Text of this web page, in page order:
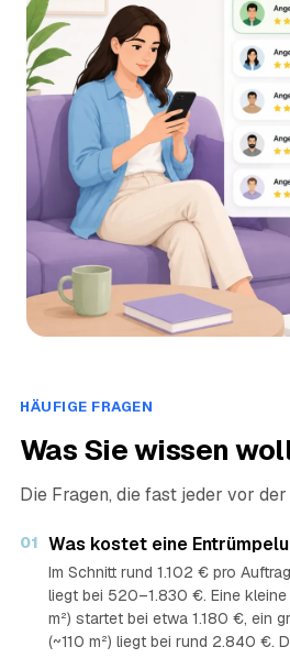
HÄUFIGE FRAGEN
Was Sie wissen
Die Fragen, die fast jeder vor
01 Was kostet eine
Im Schnitt rund 1.102 € pro
liegt bei 520–1.830 €. Eine
m²) startet bei etwa 1.180 €, ein
(~110 m²) liegt bei rund 2.840 €.